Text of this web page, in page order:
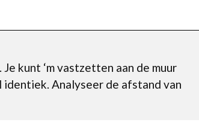
kunt ‘m vastzetten aan de muur
identiek. Analyseer de afstand van